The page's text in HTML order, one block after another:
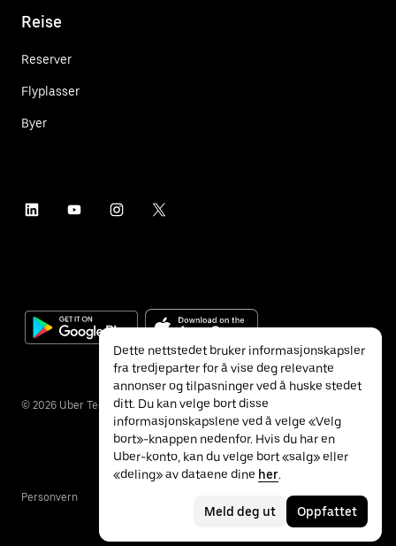
Reise
Reserver
Flyplasser
Byer
© 2026 Uber Technologies Inc.
Personvern
Dette nettstedet bruker informasjonskapsler
fra tredjeparter for å vise deg relevante
annonser og tilpasninger ved å huske stedet
ditt. Du kan velge bort disse
informasjonskapslene ved å velge «Velg
bort»-knappen nedenfor. Hvis du har en
Uber-konto, kan du velge bort «salg» eller
«deling» av dataene dine her.
Meld deg ut Oppfattet